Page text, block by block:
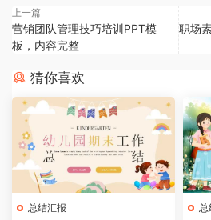
上一篇
营销团队管理技巧培训PPT模
板，内容完整
职场
猜你喜欢
总结汇报 总